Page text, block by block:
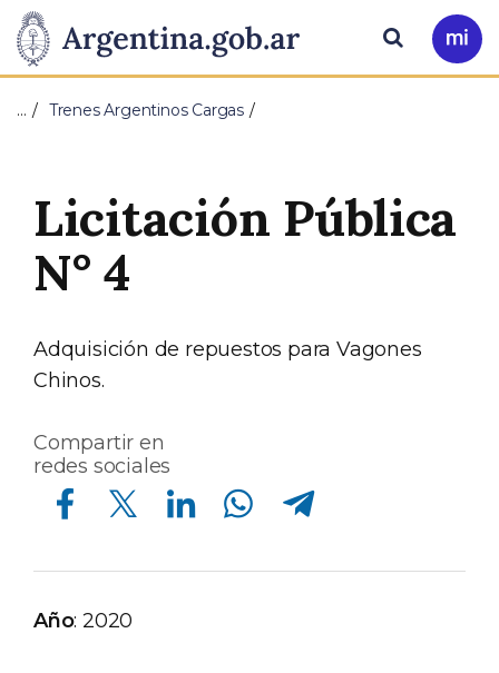
Presidencia
de
Nación
Pasar al contenido principal
Ir
a
Buscar
… Trenes Argentinos Cargas
Licitación Pública
N° 4
Adquisición de repuestos para Vagones
Chinos.
Compartir en
redes sociales
Compartir en Facebook Compartir en Twitter Compartir en Linkedin Compartir en Whatsapp Compartir en Telegram
Año: 2020